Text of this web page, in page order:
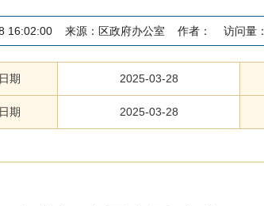
16:02:00 来源： 区政府办公室 作者： 访问量：
期 2025-03-28
期 2025-03-28